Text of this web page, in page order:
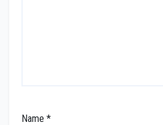
Name *